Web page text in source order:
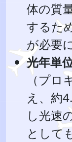
体の質
するた
が必要
光年単
（プ
え、約
し光速
として